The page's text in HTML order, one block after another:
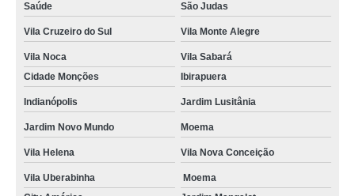
Saúde São Judas
Vila Cruzeiro do Sul Vila Monte Alegre
Vila Noca
Vila Sabará
Cidade Monções
Ibirapuera
Indianópolis Jardim Lusitânia
Jardim Novo Mundo Moema
Vila Helena Vila Nova Conceição
Vila Uberabinha
Moema